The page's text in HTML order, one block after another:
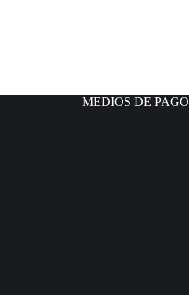
MEDIOS DE PAGO